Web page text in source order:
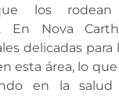
que los
En Nova
delicadas para
esta área, lo
en la